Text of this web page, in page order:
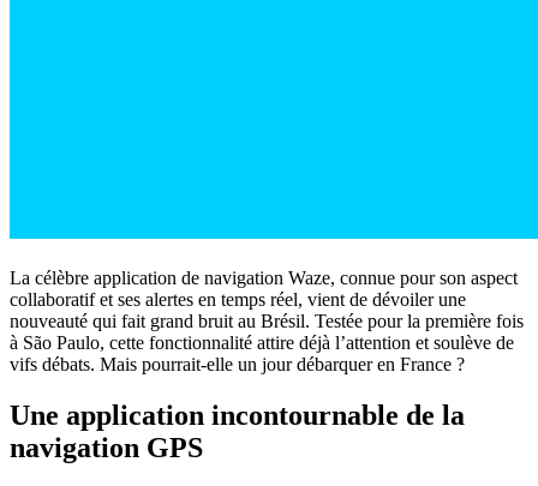
La célèbre application de navigation Waze, connue pour son aspect
collaboratif et ses alertes en temps réel, vient de dévoiler une
nouveauté qui fait grand bruit au Brésil. Testée pour la première fois
à São Paulo, cette fonctionnalité attire déjà l’attention et soulève de
vifs débats. Mais pourrait-elle un jour débarquer en France ?
Une application incontournable de la
navigation GPS